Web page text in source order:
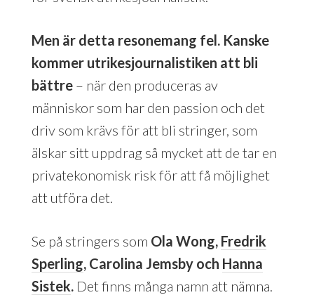
Men är detta resonemang fel. Kanske
kommer utrikesjournalistiken att bli
bättre – när den produceras av
människor som har den passion och det
driv som krävs för att bli stringer, som
älskar sitt uppdrag så mycket att de tar en
privatekonomisk risk för att få möjlighet
att utföra det.
Se på stringers som Ola Wong, Fredrik
Sperling, Carolina Jemsby och Hanna
Sistek.Det finns många namn att nämna.